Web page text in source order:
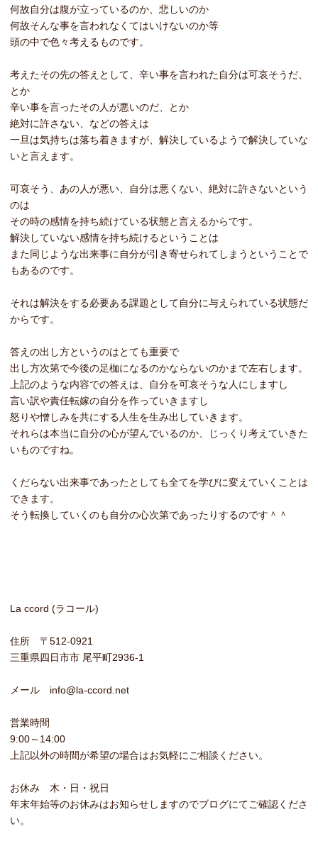
何故自分は腹が立っているのか、悲しいのか
何故そんな事を言われなくてはいけないのか等
頭の中で色々考えるものです。
考えたその先の答えとして、辛い事を言われた自分は可哀そうだ、
とか
辛い事を言ったその人が悪いのだ、とか
絶対に許さない、などの答えは
一旦は気持ちは落ち着きますが、解決しているようで解決していな
いと言えます。
可哀そう、あの人が悪い、自分は悪くない、絶対に許さないという
のは
その時の感情を持ち続けている状態と言えるからです。
解決していない感情を持ち続けるということは
また同じような出来事に自分が引き寄せられてしまうということで
もあるのです。
それは解決をする必要ある課題として自分に与えられている状態だ
からです。
答えの出し方というのはとても重要で
出し方次第で今後の足枷になるのかならないのかまで左右します。
上記のような内容での答えは、自分を可哀そうな人にしますし
言い訳や責任転嫁の自分を作っていきますし
怒りや憎しみを共にする人生を生み出していきます。
それらは本当に自分の心が望んでいるのか、じっくり考えていきた
いものですね。
くだらない出来事であったとしても全てを学びに変えていくことは
できます。
そう転換していくのも自分の心次第であったりするのです＾＾
La ccord (ラコール)
住所 〒512-0921
三重県四日市市 尾平町2936-1
メール info@la-ccord.net
営業時間
9:00～14:00
上記以外の時間が希望の場合はお気軽にご相談ください。
お休み 木・日・祝日
年末年始等のお休みはお知らせしますのでブログにてご確認くださ
い。